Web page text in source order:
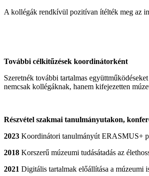
A kollégák rendkívül pozitívan ítélték meg az
További célkitűzések koordinátorként
Szeretnék további tartalmas
nemcsak kollégáknak, hanem kifejezetten
Részvétel szakmai tanulmányutakon,
2023 Koordinátori tanulmányút ERASMUS+
2018 Korszerű múzeumi tudásátadás az
2021 Digitális tartalmak előállítása a múzeumi